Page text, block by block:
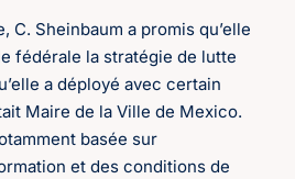
C. Sheinbaum a promis qu’elle
fédérale la stratégie de lutte
a déployé avec certain
Maire de la Ville de Mexico.
basée sur
et des conditions de